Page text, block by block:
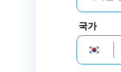
국가